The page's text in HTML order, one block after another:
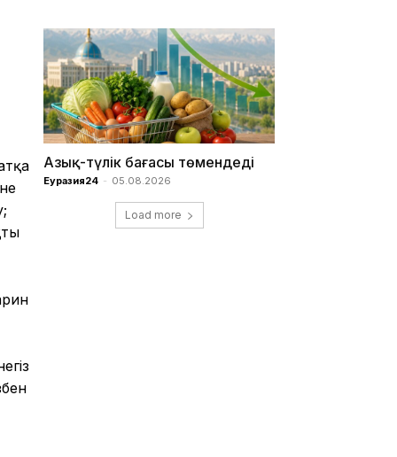
Азық-түлік бағасы төмендеді
Еуразия24 - 05.08.2026
Load more